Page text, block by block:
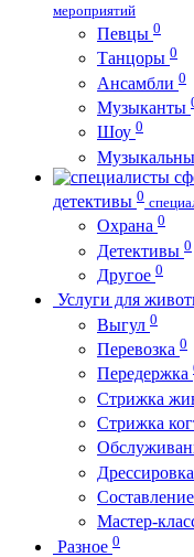
мероприятий
Певцы 0
Танцоры 0
Ансамбли 0
Музыканты
Шоу 0
детективы 0
Охрана 0
Детективы 0
Другое 0
Услуги для
Выгул 0
Перевозка 0
Передержка
Стрижка
Стрижка
Дрессировка
Мастер-
Разное 0